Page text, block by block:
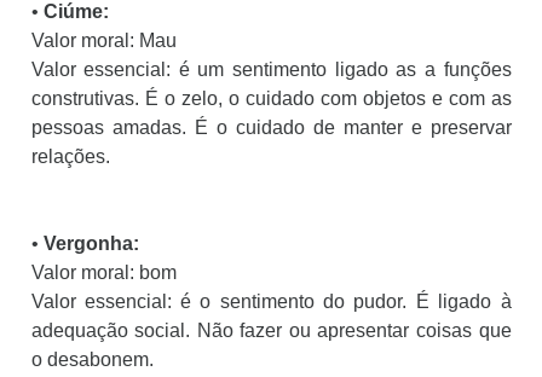
• Ciúme:
Valor moral: Mau
Valor essencial: é um sentimento ligado as a funções
construtivas. É o zelo, o cuidado com objetos e com as
pessoas amadas. É o cuidado de manter e preservar
relações.
• Vergonha:
Valor moral: bom
Valor essencial: é o sentimento do pudor. É ligado à
adequação social. Não fazer ou apresentar coisas que
o desabonem.